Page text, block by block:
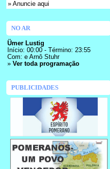
» Anuncie aqui
NO AR
Ümer Lustig
Início: 00:00 - Término: 23:55
Com: e Arnô Stuhr
» Ver toda programação
PUBLICIDADES